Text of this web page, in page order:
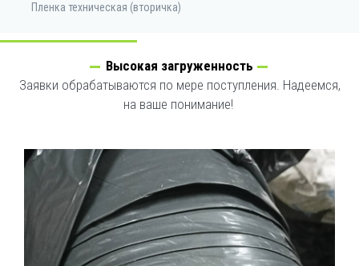
Пленка техническая (вторичка)
Высокая загруженность
Заявки обрабатываются по мере поступления. Надеемся,
на ваше понимание!
!!! ПЕРЕЕЗД !!!
МЫ ПЕРЕЕХАЛИ ◈ Наш новый адрес:ул.Платонова д.36